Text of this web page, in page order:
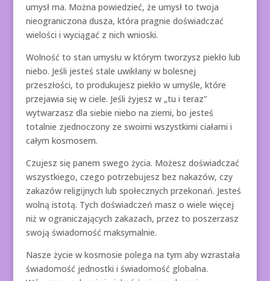
umysł ma. Można powiedzieć, że umysł to twoja
nieograniczona dusza, która pragnie doświadczać
wielości i wyciągać z nich wnioski.
Wolność to stan umysłu w którym tworzysz piekło lub
niebo. Jeśli jesteś stale uwikłany w bolesnej
przeszłości, to produkujesz piekło w umyśle, które
przejawia się w ciele. Jeśli żyjesz w „tu i teraz”
wytwarzasz dla siebie niebo na ziemi, bo jesteś
totalnie zjednoczony ze swoimi wszystkimi ciałami i
całym kosmosem.
Czujesz się panem swego życia. Możesz doświadczać
wszystkiego, czego potrzebujesz bez nakazów, czy
zakazów religijnych lub społecznych przekonań. Jesteś
wolną istotą. Tych doświadczeń masz o wiele więcej
niż w ograniczających zakazach, przez to poszerzasz
swoją świadomość maksymalnie.
Nasze życie w kosmosie polega na tym aby wzrastała
świadomość jednostki i świadomość globalna.